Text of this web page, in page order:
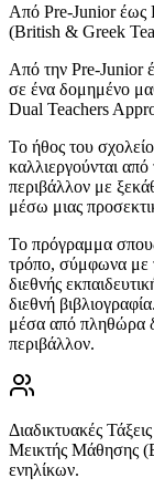
Από Pre-Junior έως
(British & Greek
Από την Pre-Junior
σε ένα δομημένο
Dual Teachers
Το ήθος του
καλλιεργούνται
περιβάλλον με
μέσω μιας
Το πρόγραμμα
τρόπο, σύμφωνα με
διεθνής
διεθνή
μέσα από πληθώρα
περιβάλλον.
Διαδικτυακές
Μεικτής Μάθησης
ενηλίκων.